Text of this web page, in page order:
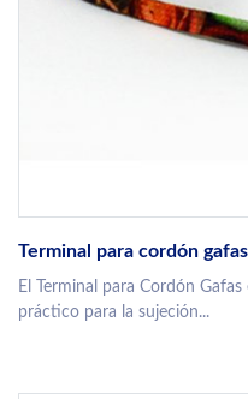
Terminal para cordón gafas
El Terminal para Cordón
práctico para la sujeción...